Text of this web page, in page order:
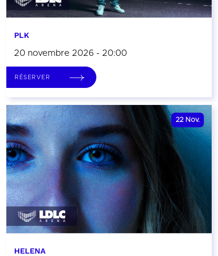
PLK
20 novembre 2026 - 20:00
RÉSERVER
22 Nov.
HELENA